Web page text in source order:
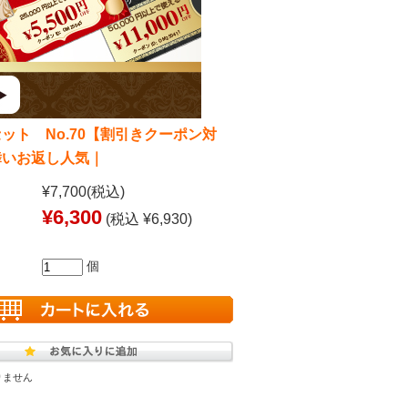
ット No.70【割引きクーポン対
お返し人気｜
¥7,700(税込)
¥6,300 (税込 ¥6,930)
個
ません